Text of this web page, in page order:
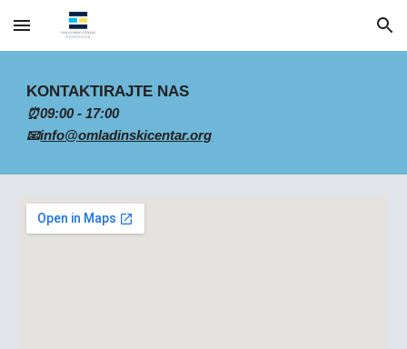
Skip to main content Skip to navigation
KONTAKTIRAJTE NAS
⏰09:00 - 17:00
📧info@omladinskicentar.org